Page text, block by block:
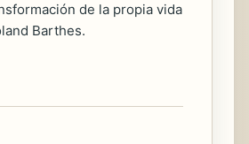
de la propia vida
Barthes.